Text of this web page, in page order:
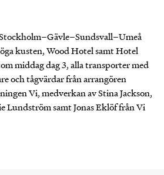
kusten, Wood Hotel samt Hotel
middag dag 3, alla transporter med
och tågvärdar från arrangören
Vi, medverkan av Stina Jackson,
Lundström samt Jonas Eklöf från Vi